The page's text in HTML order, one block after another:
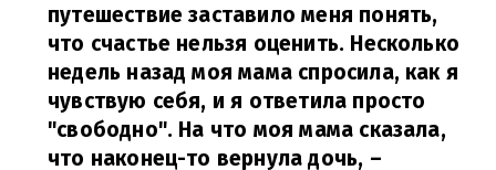
путешествие заставило меня понять,
что счастье нельзя оценить. Несколько
недель назад моя мама спросила, как я
чувствую себя, и я ответила просто
"свободно". На что моя мама сказала,
что наконец-то вернула дочь, –